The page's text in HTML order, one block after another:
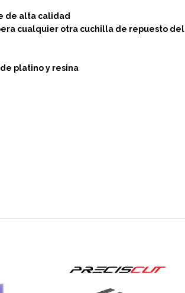
de alta calidad
cualquier otra cuchilla de repuesto del
platino y resina